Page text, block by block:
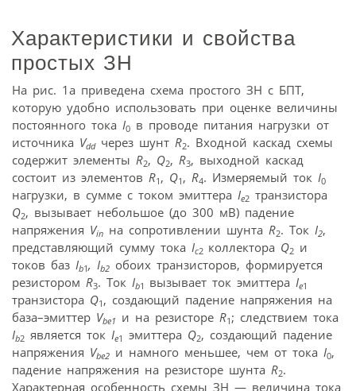
Характеристики и свойства
простых ЗН
На рис. 1a приведена схема простого ЗН с БПТ,
которую удобно использовать при оценке величины
постоянного тока I0 в проводе питания нагрузки от
источника Vddчерез шунт R2. Входной каскад схемы
содержит элементы R2, Q2, R3, выходной каскад
состоит из элементов R1 , Q1 , R4. Измеряемый ток I0
нагрузки, в сумме с током эмиттера Ie2 транзистора
Q2, вызывает небольшое (до 300 мВ) падение
напряжения Vin на сопротивлении шунта R2. Ток I2,
представляющий сумму тока Ic2 коллектора Q2 и
токов баз Ib1, Ib2 обоих транзисторов, формируется
резистором R3. Ток Ib1 вызывает ток эмиттера Ie1
транзистора Q1 , создающий падение напряжения на
база–эмиттер Vbe1 и на резисторе R1 ; следствием тока
Ib2 является ток Ie1 эмиттера Q2, создающий падение
напряжения Vbe2 и намного меньшее, чем от тока I0,
падение напряжения на резисторе шунта R2.
Характерная особенность схемы ЗН — величина тока